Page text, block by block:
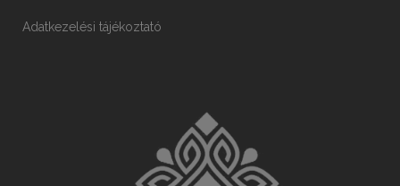
Adatkezelési tájékoztató